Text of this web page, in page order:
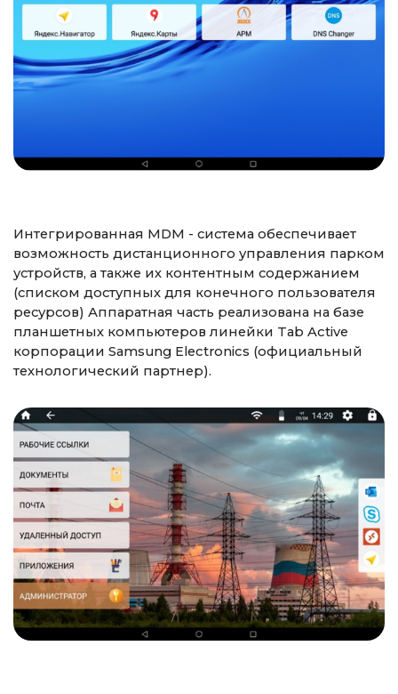
Интегрированная MDM - система обеспечивает
возможность дистанционного управления парком
устройств, а также их контентным содержанием
(списком доступных для конечного пользователя
ресурсов) Аппаратная часть реализована на базе
планшетных компьютеров линейки Tab Active
корпорации Samsung Electronics (официальный
технологический партнер).